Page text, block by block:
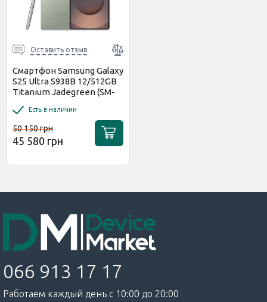
Оставить отзыв
Смартфон Samsung Galaxy
S25 Ultra S938B 12/512GB
Titanium Jadegreen (SM-
Есть в наличии
50 150 грн
45 580 грн
066 913 17 17
Работаем каждый день с 10:00 до 20:00